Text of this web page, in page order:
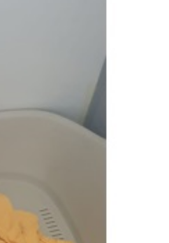
Katzen­futterplätze
Katzen vorlesen